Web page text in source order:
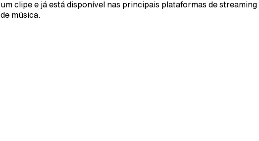
um clipe e já está disponível nas principais plataformas de streaming
de música.